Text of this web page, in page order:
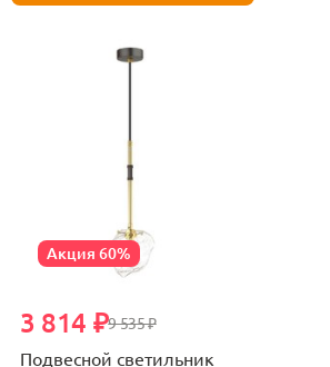
Акция 60%
9 535 ₽
3 814 ₽
Подвесной светильник